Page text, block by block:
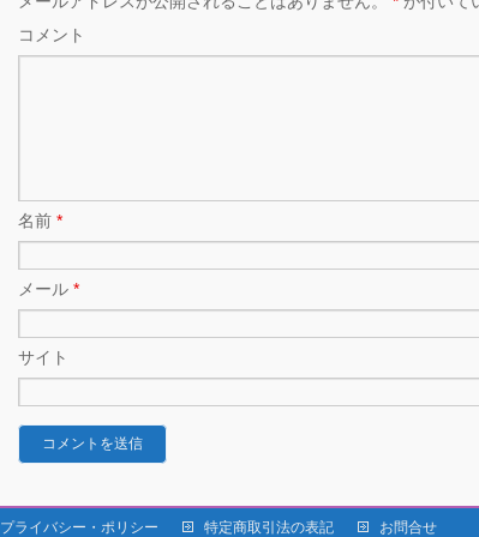
コメント
名前 *
メール *
サイト
プライバシー・ポリシー 特定商取引法の表記 お問合せ